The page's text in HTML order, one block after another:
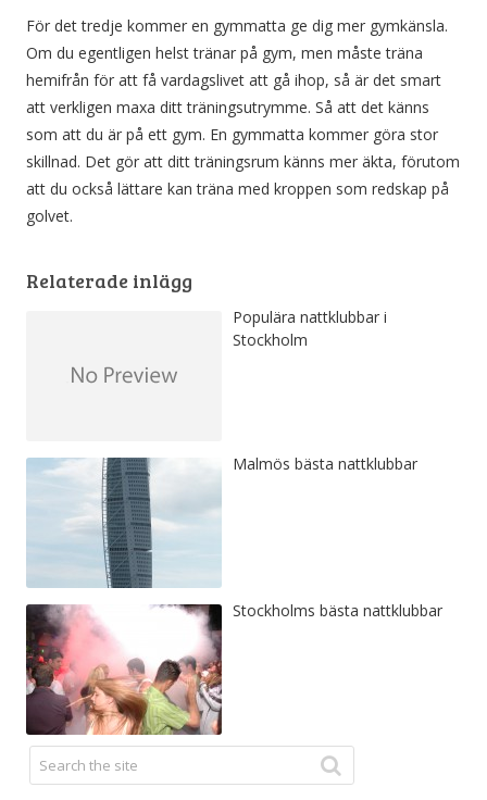
För det tredje kommer en gymmatta ge dig mer gymkänsla.
Om du egentligen helst tränar på gym, men måste träna
hemifrån för att få vardagslivet att gå ihop, så är det smart
att verkligen maxa ditt träningsutrymme. Så att det känns
som att du är på ett gym. En gymmatta kommer göra stor
skillnad. Det gör att ditt träningsrum känns mer äkta, förutom
att du också lättare kan träna med kroppen som redskap på
golvet.
Relaterade inlägg
Populära nattklubbar i
Stockholm
Malmös bästa nattklubbar
Stockholms bästa nattklubbar